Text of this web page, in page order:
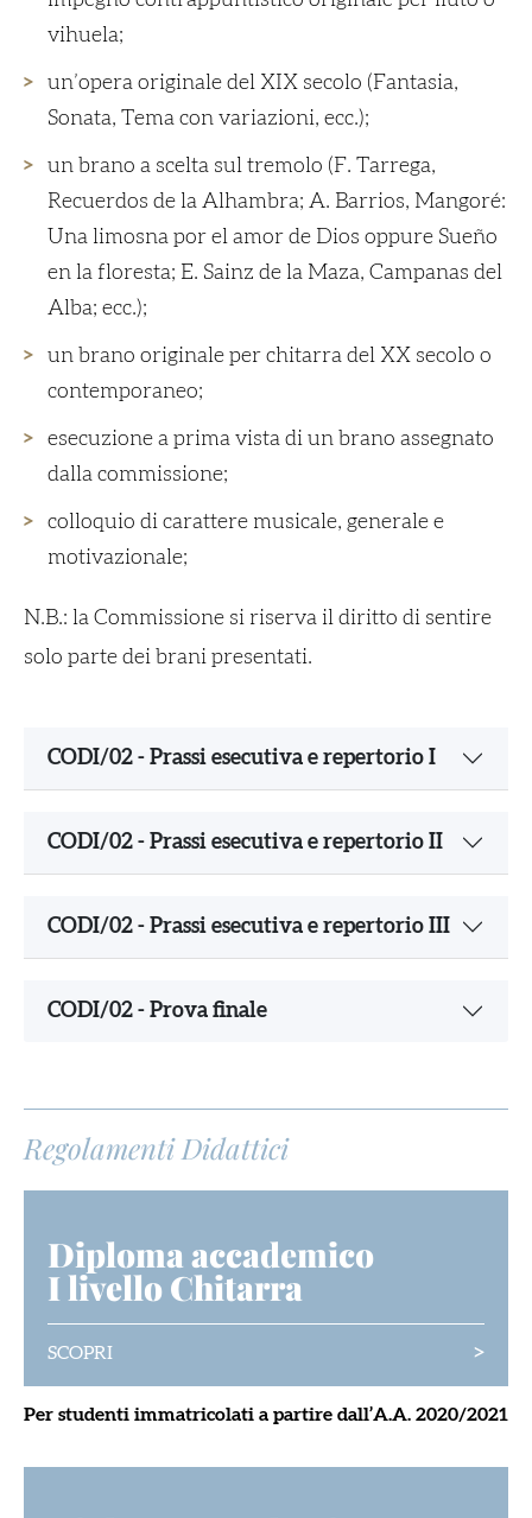
vihuela;
un’opera originale del XIX secolo (Fantasia,
Sonata, Tema con variazioni, ecc.);
un brano a scelta sul tremolo (F. Tarrega,
Recuerdos de la Alhambra; A. Barrios, Mangoré:
Una limosna por el amor de Dios oppure Sueño
en la floresta; E. Sainz de la Maza, Campanas del
Alba; ecc.);
un brano originale per chitarra del XX secolo o
contemporaneo;
esecuzione a prima vista di un brano assegnato
dalla commissione;
colloquio di carattere musicale, generale e
motivazionale;
N.B.: la Commissione si riserva il diritto di sentire
solo parte dei brani presentati.
CODI/02 - Prassi esecutiva e repertorio I
CODI/02 - Prassi esecutiva e repertorio II
CODI/02 - Prassi esecutiva e repertorio III
CODI/02 - Prova finale
Regolamenti Didattici
Diploma accademico
I livello Chitarra
SCOPRI >
Per studenti immatricolati a partire dall’A.A. 2020/2021